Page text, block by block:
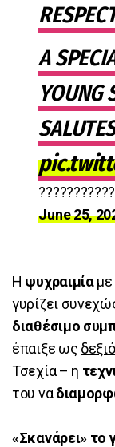
A
YOUNG
June 25,
Η ψυχραιμίαμε
γυρίζει
διαθέσιμο
έπαιξε ως
Τσεχία – η
του να
«Σκανάρει» το